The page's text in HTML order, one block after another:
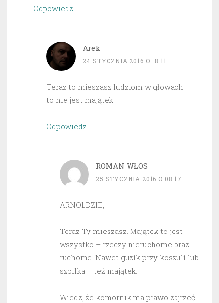
Odpowiedz
Arek
24 STYCZNIA 2016 O 18:11
Teraz to mieszasz ludziom w głowach –
to nie jest majątek.
Odpowiedz
ROMAN WŁOS
25 STYCZNIA 2016 O 08:17
ARNOLDZIE,
Teraz Ty mieszasz. Majątek to jest
wszystko – rzeczy nieruchome oraz
ruchome. Nawet guzik przy koszuli lub
szpilka – też majątek.
Wiedz, że komornik ma prawo zajrzeć